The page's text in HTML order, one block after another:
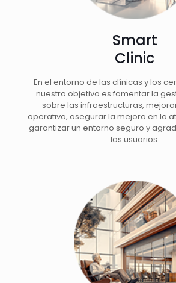
Smart
Clinic
En el entorno de las clínicas y los
nuestro objetivo es fomentar la
sobre las infraestructuras,
operativa, asegurar la mejora en la
garantizar un entorno seguro y
los usuarios.